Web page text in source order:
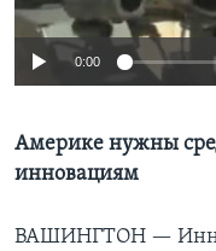
Learning English
0:00
Америке нужны
инновациям
ВАШИНГТОН —